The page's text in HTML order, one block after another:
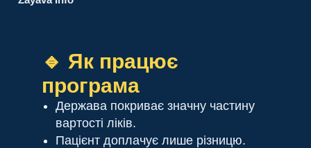
🔹 Як працює
програма
Держава покриває значну частину
вартості ліків.
Пацієнт доплачує лише різницю.